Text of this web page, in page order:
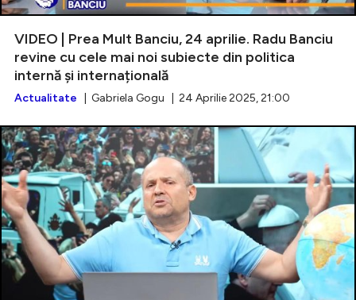
VIDEO | Prea Mult Banciu, 24 aprilie. Radu Banciu
revine cu cele mai noi subiecte din politica
internă și internațională
Actualitate | Gabriela Gogu | 24 Aprilie 2025, 21:00